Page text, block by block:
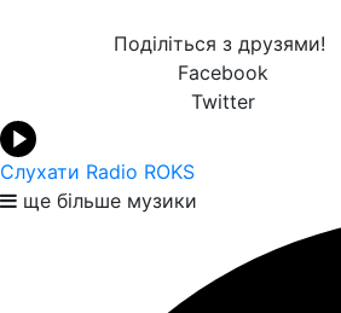
Поділіться з друзями!
Facebook
Twitter
Слухати Radio ROKS
ще більше музики